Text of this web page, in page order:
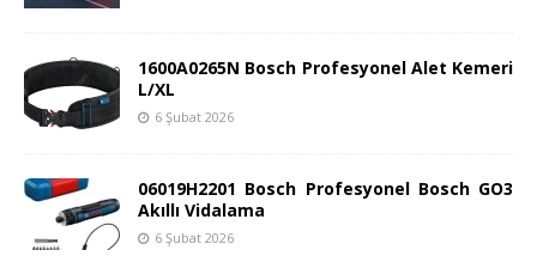
1600A0265N Bosch Profesyonel Alet Kemeri
L/XL
6 Şubat 2026
06019H2201 Bosch Profesyonel Bosch GO3
Akıllı Vidalama
6 Şubat 2026